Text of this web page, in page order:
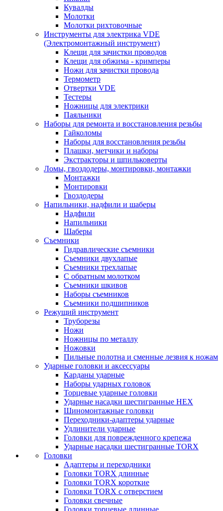
Кувалды
Молотки
Молотки рихтовочные
Инструменты для электрика VDE
(Электромонтажный инструмент)
Клещи для зачистки проводов
Клещи для обжима - кримперы
Ножи для зачистки провода
Термометр
Отвертки VDE
Тестеры
Ножницы для электрики
Паяльники
Наборы для ремонта и восстановления резьбы
Гайколомы
Наборы для восстановления резьбы
Плашки, метчики и наборы
Экстракторы и шпильковерты
Ломы, гвоздодеры, монтировки, монтажки
Монтажки
Монтировки
Гвоздодеры
Напильники, надфили и шаберы
Надфили
Напильники
Шаберы
Съемники
Гидравлические съемники
Съемники двухлапые
Съемники трехлапые
С обратным молотком
Съемники шкивов
Наборы съемников
Съемники подшипников
Режущий инструмент
Труборезы
Ножи
Ножницы по металлу
Ножовки
Пильные полотна и сменные лезвия к ножам
Ударные головки и аксессуары
Карданы ударные
Наборы ударных головок
Торцевые ударные головки
Ударные насадки шестигранные HEX
Шиномонтажные головки
Переходники-адаптеры ударные
Удлинители ударные
Головки для поврежденного крепежа
Ударные насадки шестигранные TORX
Головки
Адаптеры и переходники
Головки TORX длинные
Головки TORX короткие
Головки TORX с отверстием
Головки свечные
Головки торцевые длинные